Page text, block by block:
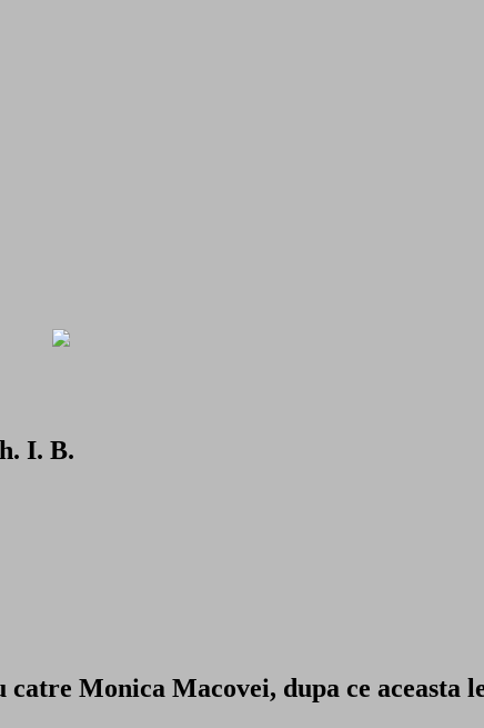
I. B.
Monica Macovei, dupa ce aceasta